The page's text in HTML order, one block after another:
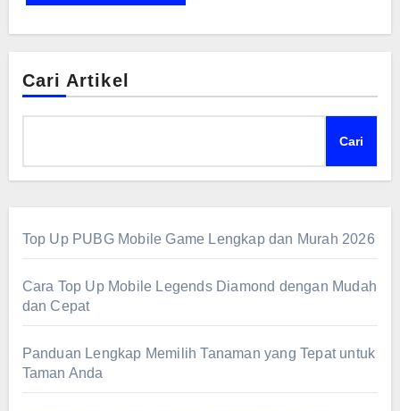
Cari Artikel
Cari
Top Up PUBG Mobile Game Lengkap dan Murah 2026
Cara Top Up Mobile Legends Diamond dengan Mudah
dan Cepat
Panduan Lengkap Memilih Tanaman yang Tepat untuk
Taman Anda